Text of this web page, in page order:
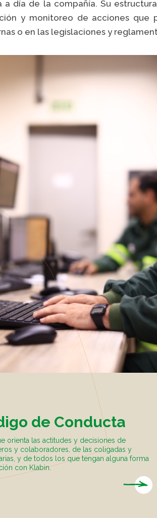
día de la compañía. Su
y monitoreo de acciones que
o en las legislaciones y
de Conducta
orienta las actitudes y decisiones de
y colaboradores, de las coligadas y
y de todos los que tengan alguna forma
con Klabin.